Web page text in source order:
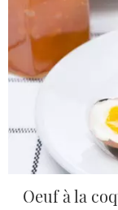
Oeuf à la